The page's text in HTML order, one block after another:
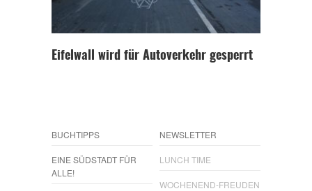
Eifelwall wird für Autoverkehr gesperrt
BUCHTIPPS
EINE SÜDSTADT FÜR
ALLE!
NEWSLETTER
LUNCH TIME
WOCHENEND-FREUDEN